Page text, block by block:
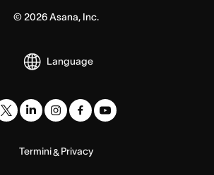
©2026Asana, Inc.
Language
Termini& Privacy